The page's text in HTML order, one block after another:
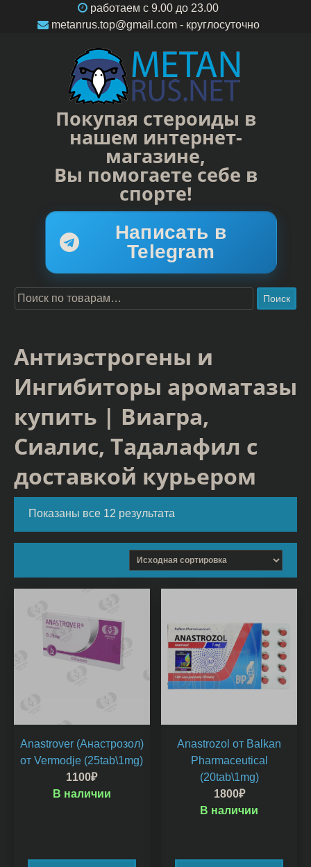
работаем c 9.00 до 23.00
metanrus.top@gmail.com- круглосуточно
Покупая стероиды в
нашем интернет-
магазине,
Вы помогаете себе в
спорте!
Написать в
Telegram
Поиск
Антиэстрогены и
Ингибиторы ароматазы
купить | Виагра,
Сиалис, Тадалафил с
доставкой курьером
Показаны все 12 результата
Anastrover (Анастрозол)
от Vermodje (25tab\1mg)
1100₽
В наличии
Anastrozol от Balkan
Pharmaceutical
(20tab\1mg)
1800₽
В наличии